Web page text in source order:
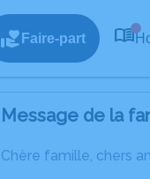
Faire-part
Message de la
Chère famille, chers